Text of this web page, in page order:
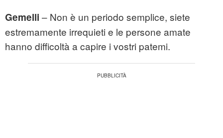
Gemelli – Non è un periodo semplice, siete
estremamente irrequieti e le persone amate
hanno difficoltà a capire i vostri patemi.